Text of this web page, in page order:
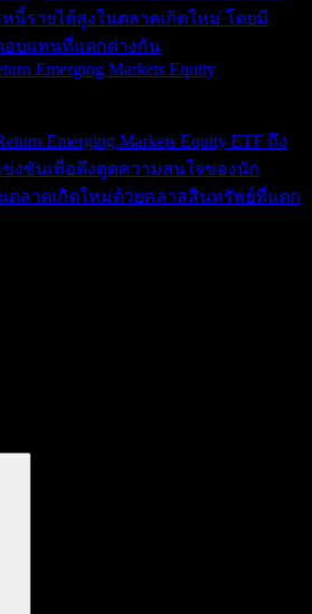
รายได้สูงในตลาดเกิดใหม่ โดยมี
อบแทนที่แตกต่างกัน
Emerging Markets Equity
Emerging Markets Equity ETF ถึง
งขันเพื่อดึงดูดความสนใจของนัก
ตลาดเกิดใหม่ด้วยคลาสสินทรัพย์ที่แตก